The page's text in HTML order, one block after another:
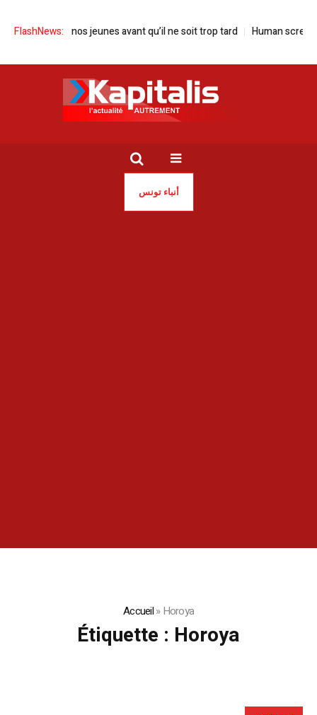
FlashNews:
Sauvons nos jeunes avant qu’il ne soit trop tard Human screen
أنباء تونس
Accueil»Horoya
Étiquette : Horoya